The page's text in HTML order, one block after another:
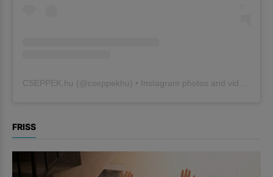
CSEPPEK.hu (@cseppekhu ) • Instagram photos and videos
FRISS